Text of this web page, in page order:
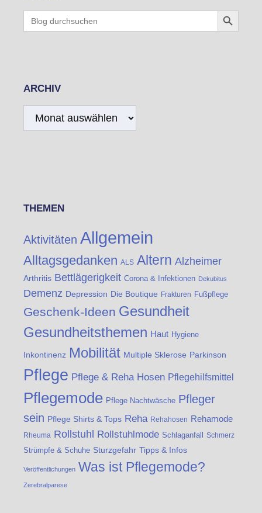
Search
for:
Search Button
ARCHIV
Archiv
THEMEN
Aktivitäten Allgemein
Alltagsgedanken ALS Altern Alzheimer
Arthritis Bettlägerigkeit Corona & Infektionen Dekubitus
Demenz Depression Die Boutique Frakturen Fußpflege
Geschenk-Ideen Gesundheit
Gesundheitsthemen Haut Hygiene
Inkontinenz Mobilität Multiple Sklerose Parkinson
Pflege Pflege & Reha Hosen Pflegehilfsmittel
Pflegemode Pflege Nachtwäsche Pfleger
sein Pflege Shirts & Tops Reha Rehahosen Rehamode
Rheuma Rollstuhl Rollstuhlmode Schlaganfall Schmerz
Strümpfe & Schuhe Sturzgefahr Tipps & Infos
Veröffentlichungen Was ist Pflegemode?
Zerebralparese